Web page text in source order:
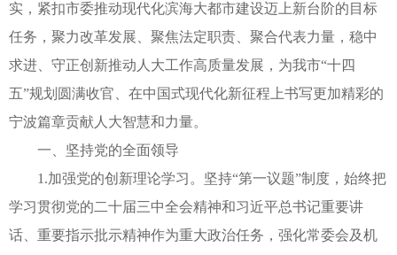
实，紧扣市委推动现代化滨海大都市建设迈上新台阶的目标
任务，聚力改革发展、聚焦法定职责、聚合代表力量，稳中
求进、守正创新推动人大工作高质量发展，为我市“十四
五”规划圆满收官、在中国式现代化新征程上书写更加精彩的
宁波篇章贡献人大智慧和力量。
一、坚持党的全面领导
1.加强党的创新理论学习。坚持“第一议题”制度，始终把
学习贯彻党的二十届三中全会精神和习近平总书记重要讲
话、重要指示批示精神作为重大政治任务，强化常委会及机